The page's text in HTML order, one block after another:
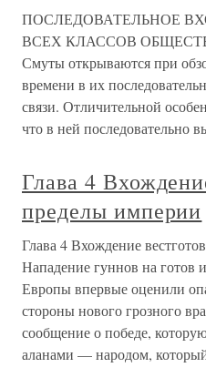
ПОСЛЕДОВАТЕЛЬНОЕ
ВСЕХ КЛАССОВ
Смуты открываются при
времени в их
связи. Отличительной
что в ней последовательно
Глава 4
пределы империи
Глава 4 Вхождение
Нападение гуннов на готов
Европы впервые оценили
стороны нового грозного
сообщение о победе,
аланами — народом,